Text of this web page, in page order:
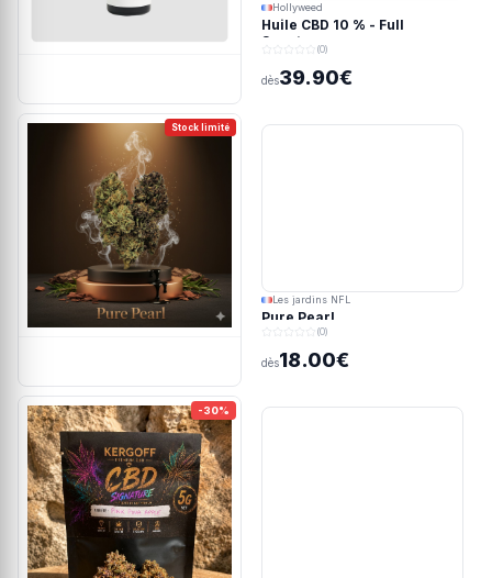
Hollyweed
Huile CBD 10 % - Full
Spectrum
(0)
dès39.90€
Stock limité
Les jardins NFL
Pure Pearl
(0)
dès18.00€
-30%